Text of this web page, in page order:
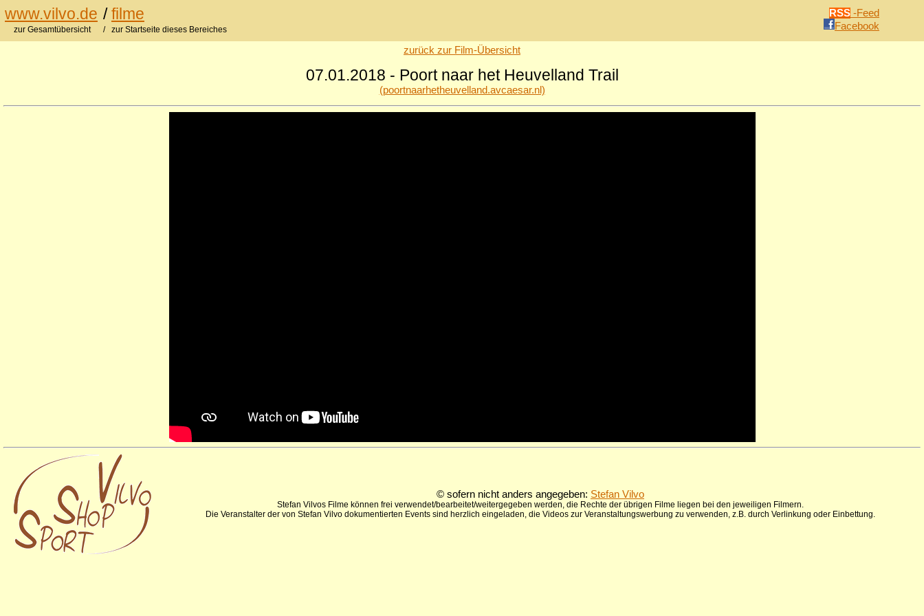
www.vilvo.de /filme RSS -Feed
Facebook
zur Gesamtübersicht / zur Startseite dieses Bereiches
zurück zur Film-Übersicht
07.01.2018 - Poort naar het Heuvelland Trail
(poortnaarhetheuvelland.avcaesar.nl)
© sofern nicht anders angegeben: Stefan Vilvo
Stefan Vilvos Filme können frei verwendet/bearbeitet/weitergegeben werden, die Rechte der übrigen Filme liegen bei den jeweiligen Filmern.
Die Veranstalter der von Stefan Vilvo dokumentierten Events sind herzlich eingeladen, die Videos zur Veranstaltungswerbung zu verwenden, z.B. durch Verlinkung oder Einbettung.